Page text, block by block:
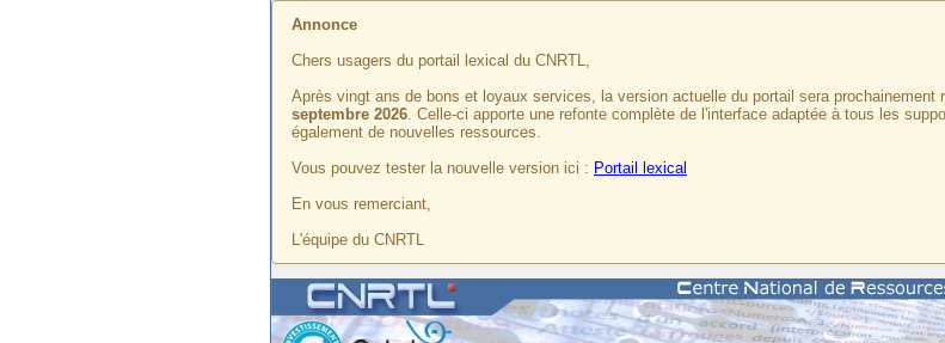
Annonce
Chers usagers du portail lexical du CNRTL,
Après vingt ans de bons et loyaux services, la version actuelle du portail sera prochainement
septembre 2026. Celle-ci apporte une refonte complète de l'interface adaptée à tous les
également de nouvelles ressources.
Vous pouvez tester la nouvelle version ici : Portail lexical
En vous remerciant,
L'équipe du CNRTL